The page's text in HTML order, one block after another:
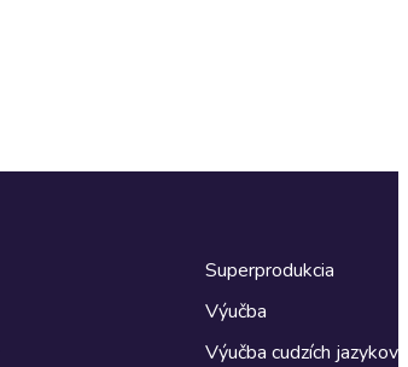
Superprodukcia
Výučba
Výučba cudzích jazykov